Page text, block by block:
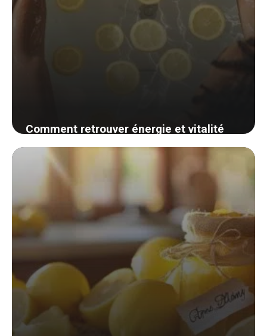
Comment retrouver énergie et vitalité
avec un simple bain détox au citron ?
Découvrez cette méthode revigorante !